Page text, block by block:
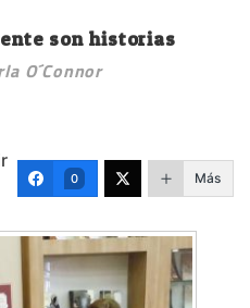
son historias
O´Connor
0 Más